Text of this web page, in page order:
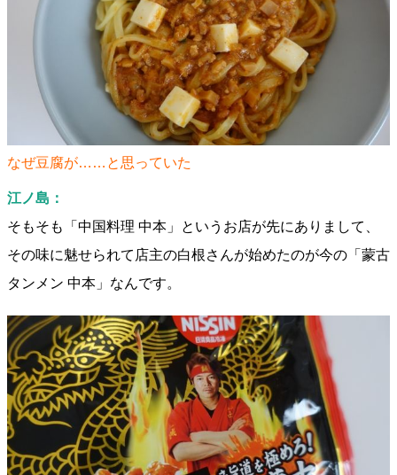
なぜ豆腐が……と思っていた
江ノ島：
そもそも「中国料理 中本」というお店が先にありまして、
その味に魅せられて店主の白根さんが始めたのが今の「蒙古
タンメン 中本」なんです。